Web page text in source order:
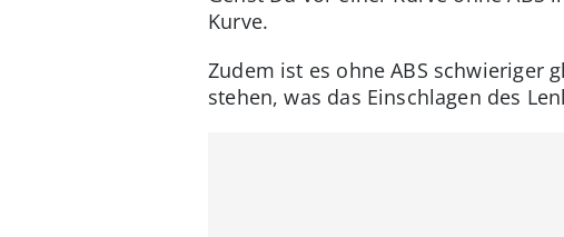
Kurve.
Zudem ist es ohne ABS schwieriger
stehen, was das Einschlagen des